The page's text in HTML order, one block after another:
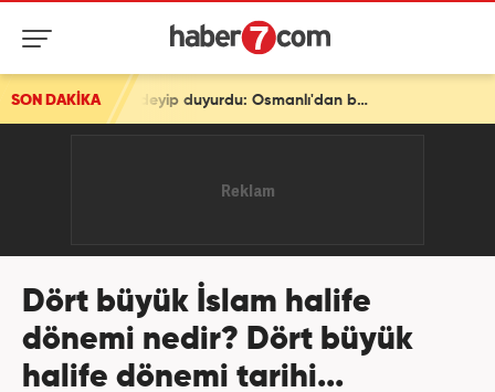
SON DAKİKA Türkiye'den tarihi mesaj! Bakan Fidan 'En önemli adım' deyip duyurdu: Osmanlı'dan beri...
Dört büyük İslam halife
dönemi nedir? Dört büyük
halife dönemi tarihi...